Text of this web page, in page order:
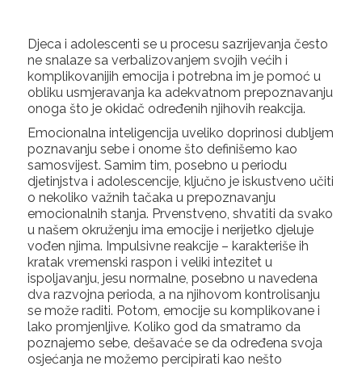
Djeca i adolescenti se u procesu sazrijevanja često
ne snalaze sa verbalizovanjem svojih većih i
komplikovanijih emocija i potrebna im je pomoć u
obliku usmjeravanja ka adekvatnom prepoznavanju
onoga što je okidač određenih njihovih reakcija.
Emocionalna inteligencija uveliko doprinosi dubljem
poznavanju sebe i onome što definišemo kao
samosvijest. Samim tim, posebno u periodu
djetinjstva i adolescencije, ključno je iskustveno učiti
o nekoliko važnih tačaka u prepoznavanju
emocionalnih stanja. Prvenstveno, shvatiti da svako
u našem okruženju ima emocije i nerijetko djeluje
vođen njima. Impulsivne reakcije – karakteriše ih
kratak vremenski raspon i veliki intezitet u
ispoljavanju, jesu normalne, posebno u navedena
dva razvojna perioda, a na njihovom kontrolisanju
se može raditi. Potom, emocije su komplikovane i
lako promjenljive. Koliko god da smatramo da
poznajemo sebe, dešavaće se da određena svoja
osjećanja ne možemo percipirati kao nešto